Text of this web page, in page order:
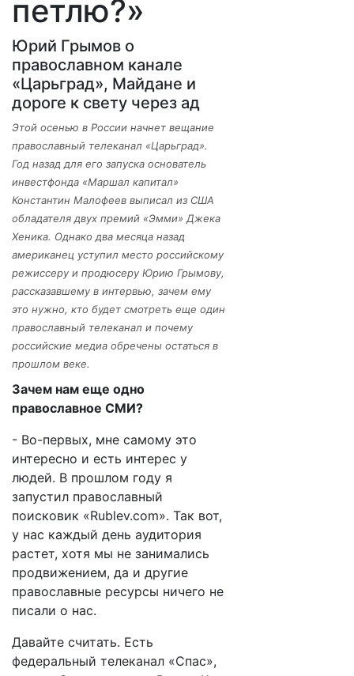
петлю?»
Юрий Грымов о
православном канале
«Царьград», Майдане и
дороге к свету через ад
Этой осенью в России начнет вещание
православный телеканал «Царьград».
Год назад для его запуска основатель
инвестфонда «Маршал капитал»
Константин Малофеев выписал из США
обладателя двух премий «Эмми» Джека
Хеника. Однако два месяца назад
американец уступил место российскому
режиссеру и продюсеру Юрию Грымову,
рассказавшему в интервью, зачем ему
это нужно, кто будет смотреть еще один
православный телеканал и почему
российские медиа обречены остаться в
прошлом веке.
Зачем нам еще одно
православное СМИ?
- Во-первых, мне самому это
интересно и есть интерес у
людей. В прошлом году я
запустил православный
поисковик «Rublev.com». Так вот,
у нас каждый день аудитория
растет, хотя мы не занимались
продвижением, да и другие
православные ресурсы ничего не
писали о нас.
Давайте считать. Есть
федеральный телеканал «Спас»,